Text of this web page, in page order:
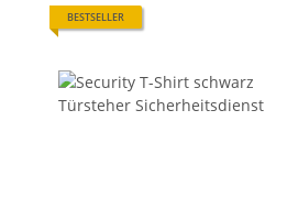
BESTSELLER